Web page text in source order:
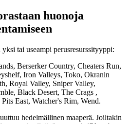
​​huonoja
tai useampi perusresurssityyppi:
Berserker Country, Cheaters Run,
Iron Valleys, Toko, Okranin
Royal Valley, Sniper Valley,
Black Desert, The Crags ,
East, Watcher's Rim, Wend.
hedelmällinen maaperä. Joiltakin